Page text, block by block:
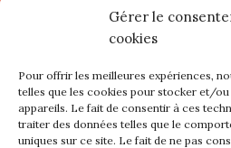
Gérer le
cookies
Pour offrir les meilleures expériences,
telles que les cookies pour stocker et/
appareils. Le fait de consentir à ces
traiter des données telles que le
uniques sur ce site. Le fait de ne pas
mercredi 12 et
2026
Les petits formats
d’Orange :
10h à 20h